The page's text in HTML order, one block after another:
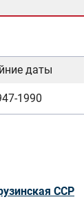
даты
1990
ССР